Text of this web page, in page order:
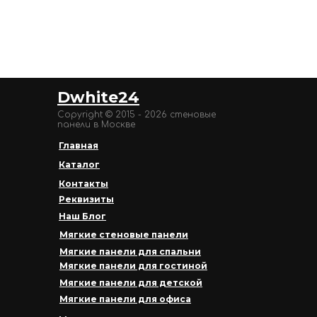
Мягкие стеновые панели
Мягкие панели для гостиной
Мягкие панели для детской
Мягкие панели для офиса
Мягкие панели для спальни
Главная
Каталог
Контакты
Реквизиты
Наш Блог
Copyright © 2015 - 2026 стеновые
панели в Москве
Dwhite24